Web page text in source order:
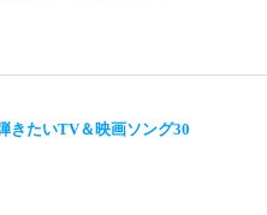
きたいTV＆映画ソング30